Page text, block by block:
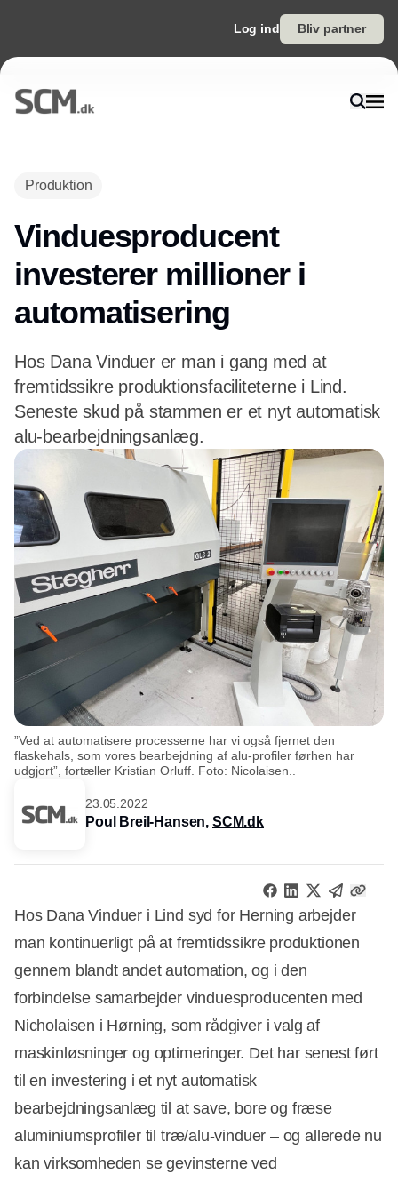
Log ind Bliv partner
Produktion
Vinduesproducent
investerer millioner i
automatisering
Hos Dana Vinduer er man i gang med at
fremtidssikre produktionsfaciliteterne i Lind.
Seneste skud på stammen er et nyt automatisk
alu-bearbejdningsanlæg.
”Ved at automatisere processerne har vi også fjernet den
flaskehals, som vores bearbejdning af alu-profiler førhen har
udgjort”, fortæller Kristian Orluff. Foto: Nicolaisen..
23.05.2022
Poul Breil-Hansen, SCM.dk
Hos Dana Vinduer i Lind syd for Herning arbejder
man kontinuerligt på at fremtidssikre produktionen
gennem blandt andet automation, og i den
forbindelse samarbejder vinduesproducenten med
Nicholaisen i Hørning, som rådgiver i valg af
maskinløsninger og optimeringer. Det har senest ført
til en investering i et nyt automatisk
bearbejdningsanlæg til at save, bore og fræse
aluminiumsprofiler til træ/alu-vinduer – og allerede nu
kan virksomheden se gevinsterne ved